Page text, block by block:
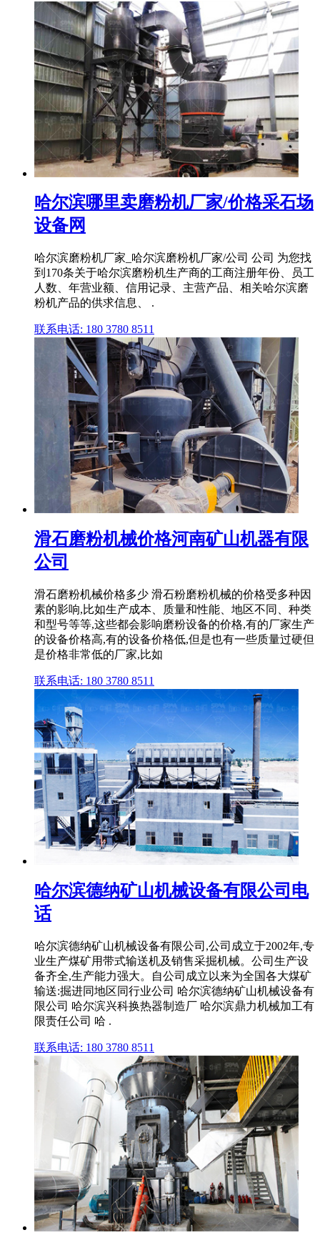
哈尔滨哪里卖磨粉机厂家/价格采石场
设备网
哈尔滨磨粉机厂家_哈尔滨磨粉机厂家/公司 公司 为您找
到170条关于哈尔滨磨粉机生产商的工商注册年份、员工
人数、年营业额、信用记录、主营产品、相关哈尔滨磨
粉机产品的供求信息、 .
联系电话: 180 3780 8511
滑石磨粉机械价格河南矿山机器有限
公司
滑石磨粉机械价格多少 滑石粉磨粉机械的价格受多种因
素的影响,比如生产成本、质量和性能、地区不同、种类
和型号等等,这些都会影响磨粉设备的价格,有的厂家生产
的设备价格高,有的设备价格低,但是也有一些质量过硬但
是价格非常低的厂家,比如
联系电话: 180 3780 8511
哈尔滨德纳矿山机械设备有限公司电
话
哈尔滨德纳矿山机械设备有限公司,公司成立于2002年,专
业生产煤矿用带式输送机及销售采掘机械。公司生产设
备齐全,生产能力强大。自公司成立以来为全国各大煤矿
输送:掘进同地区同行业公司 哈尔滨德纳矿山机械设备有
限公司 哈尔滨兴科换热器制造厂 哈尔滨鼎力机械加工有
限责任公司 哈 .
联系电话: 180 3780 8511